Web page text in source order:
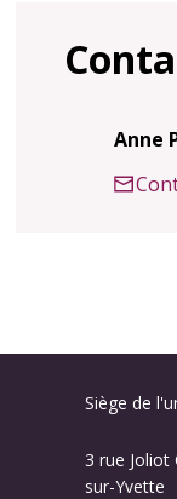
Anne
Siège de
3 rue Joliot
sur-Yvette